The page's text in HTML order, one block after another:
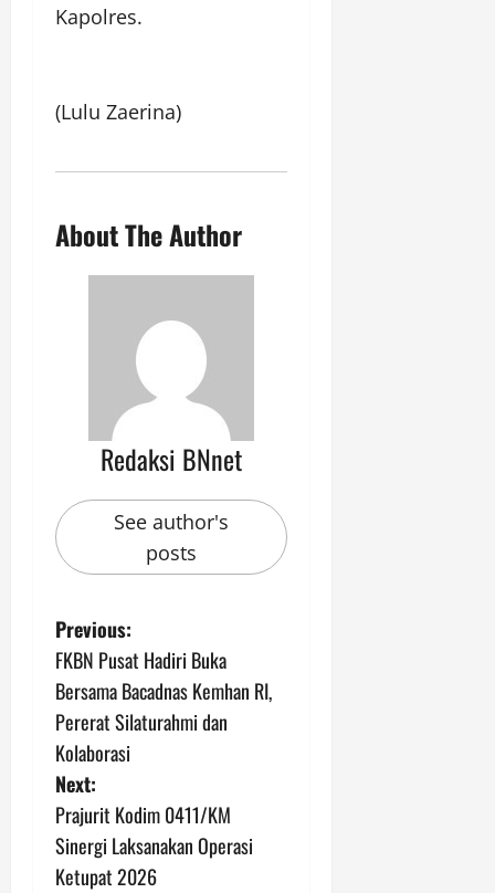
Kapolres.
(Lulu Zaerina)
About The Author
Redaksi BNnet
See author's
posts
P
o
s
t
n
a
Previous:
FKBN Pusat Hadiri Buka
Bersama Bacadnas Kemhan RI,
Pererat Silaturahmi dan
Kolaborasi
Next:
Prajurit Kodim 0411/KM
Sinergi Laksanakan Operasi
Ketupat 2026